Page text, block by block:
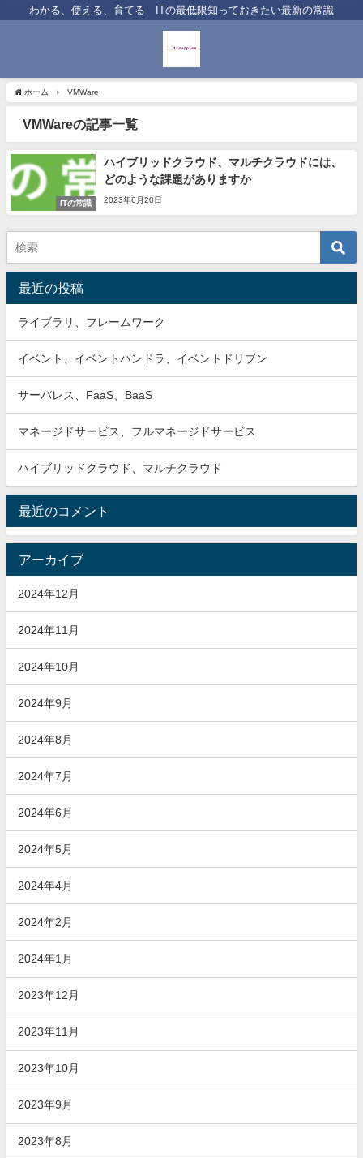
わかる、使える、育てる ITの最低限知っておきたい最新の常識
ホーム VMWare
VMWareの記事一覧
ITの常識
ハイブリッドクラウド、マルチクラウドには、
どのような課題がありますか
2023年6月20日
最近の投稿
ライブラリ、フレームワーク
イベント、イベントハンドラ、イベントドリブン
サーバレス、FaaS、BaaS
マネージドサービス、フルマネージドサービス
ハイブリッドクラウド、マルチクラウド
最近のコメント
アーカイブ
2024年12月
2024年11月
2024年10月
2024年9月
2024年8月
2024年7月
2024年6月
2024年5月
2024年4月
2024年2月
2024年1月
2023年12月
2023年11月
2023年10月
2023年9月
2023年8月